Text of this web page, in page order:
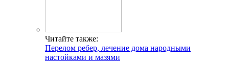
Читайте также:
Перелом ребер, лечение дома народными
настойками и мазями